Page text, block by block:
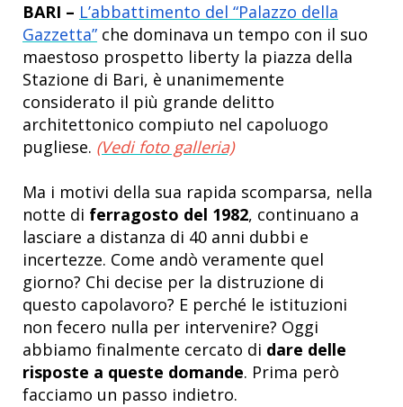
BARI – L’abbattimento del “Palazzo della
Gazzetta” che dominava un tempo con il suo
maestoso prospetto liberty la piazza della
Stazione di Bari, è unanimemente
considerato il più grande delitto
architettonico compiuto nel capoluogo
pugliese. (Vedi foto galleria)
Ma i motivi della sua rapida scomparsa, nella
notte di ferragosto del 1982, continuano a
lasciare a distanza di 40 anni dubbi e
incertezze. Come andò veramente quel
giorno? Chi decise per la distruzione di
questo capolavoro? E perché le istituzioni
non fecero nulla per intervenire? Oggi
abbiamo finalmente cercato di dare delle
risposte a queste domande. Prima però
facciamo un passo indietro.